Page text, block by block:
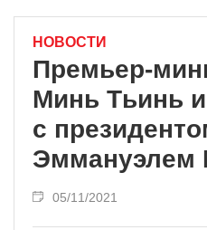
НОВОСТИ
Премьер-
Минь Тьинь
с
Эммануэлем
05/11/2021